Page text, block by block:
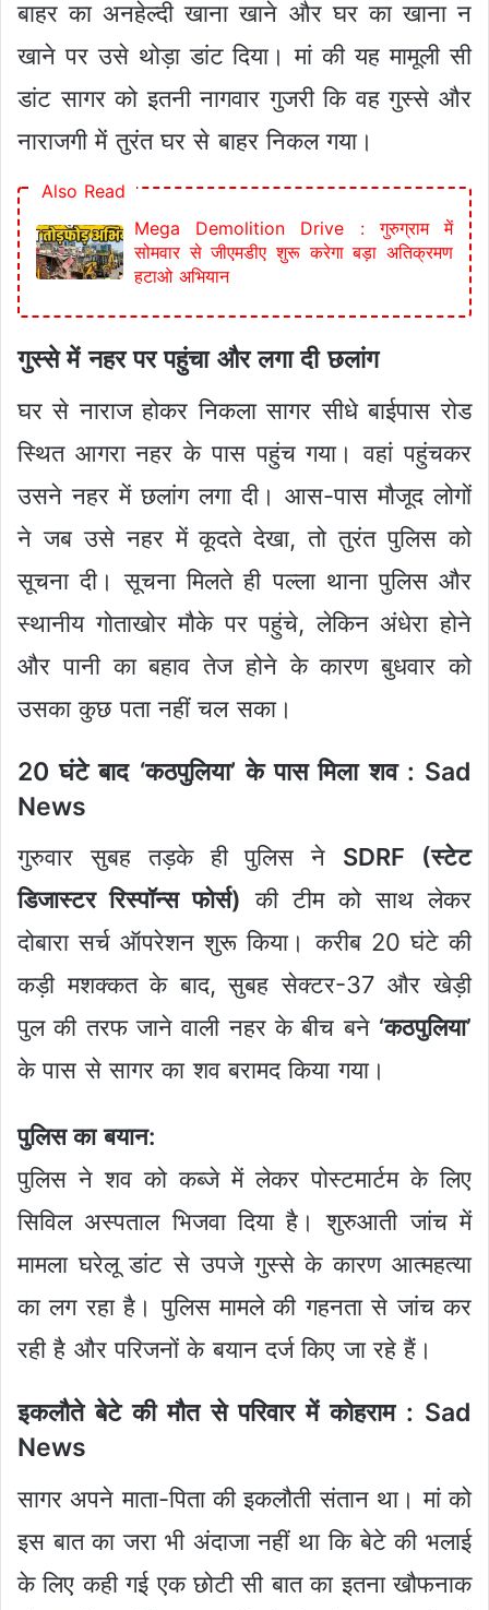
बाहर का अनहेल्दी खाना खाने और घर का खाना न
खाने पर उसे थोड़ा डांट दिया। मां की यह मामूली सी
डांट सागर को इतनी नागवार गुजरी कि वह गुस्से और
नाराजगी में तुरंत घर से बाहर निकल गया।
Also Read
Mega Demolition Drive : गुरुग्राम में
सोमवार से जीएमडीए शुरू करेगा बड़ा अतिक्रमण
हटाओ अभियान
गुस्से में नहर पर पहुंचा और लगा दी छलांग
घर से नाराज होकर निकला सागर सीधे बाईपास रोड
स्थित आगरा नहर के पास पहुंच गया। वहां पहुंचकर
उसने नहर में छलांग लगा दी। आस-पास मौजूद लोगों
ने जब उसे नहर में कूदते देखा, तो तुरंत पुलिस को
सूचना दी। सूचना मिलते ही पल्ला थाना पुलिस और
स्थानीय गोताखोर मौके पर पहुंचे, लेकिन अंधेरा होने
और पानी का बहाव तेज होने के कारण बुधवार को
उसका कुछ पता नहीं चल सका।
20 घंटे बाद ‘कठपुलिया’ के पास मिला शव : Sad
News
गुरुवार सुबह तड़के ही पुलिस ने SDRF (स्टेट
डिजास्टर रिस्पॉन्स फोर्स) की टीम को साथ लेकर
दोबारा सर्च ऑपरेशन शुरू किया। करीब 20 घंटे की
कड़ी मशक्कत के बाद, सुबह सेक्टर-37 और खेड़ी
पुल की तरफ जाने वाली नहर के बीच बने ‘कठपुलिया’
के पास से सागर का शव बरामद किया गया।
पुलिस का बयान:
पुलिस ने शव को कब्जे में लेकर पोस्टमार्टम के लिए
सिविल अस्पताल भिजवा दिया है। शुरुआती जांच में
मामला घरेलू डांट से उपजे गुस्से के कारण आत्महत्या
का लग रहा है। पुलिस मामले की गहनता से जांच कर
रही है और परिजनों के बयान दर्ज किए जा रहे हैं।
इकलौते बेटे की मौत से परिवार में कोहराम : Sad
News
सागर अपने माता-पिता की इकलौती संतान था। मां को
इस बात का जरा भी अंदाजा नहीं था कि बेटे की भलाई
के लिए कही गई एक छोटी सी बात का इतना खौफनाक